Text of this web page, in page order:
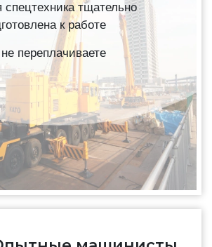
спецтехника тщательно
к работе
переплачиваете